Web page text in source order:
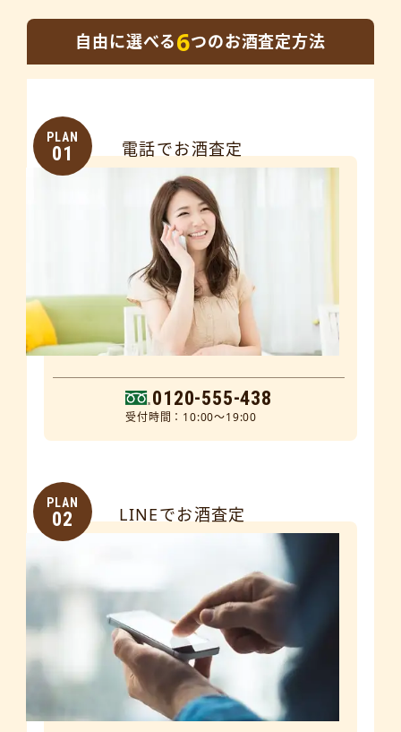
自由に選べる6つのお酒査定方法
PLAN
01 電話でお酒査定
0120-555-438
受付時間：10:00～19:00
PLAN
02 LINEでお酒査定